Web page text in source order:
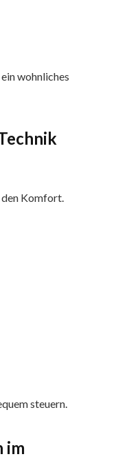
wohnliches
den Komfort.
steuern.
im